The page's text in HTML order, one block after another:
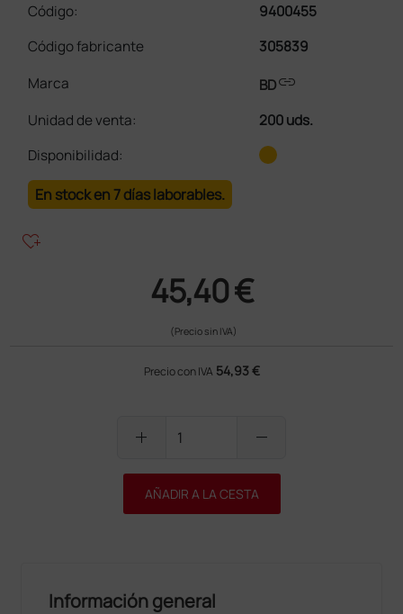
Código:
9400455
Código fabricante
305839
Marca
BDlink
Unidad de venta:
200 uds.
Disponibilidad:
En stock en 7 días laborables.
heart_plus
45,40 €
(Precio sin IVA)
Precio con IVA 54,93 €
add remove
AÑADIR A LA CESTA
Información general